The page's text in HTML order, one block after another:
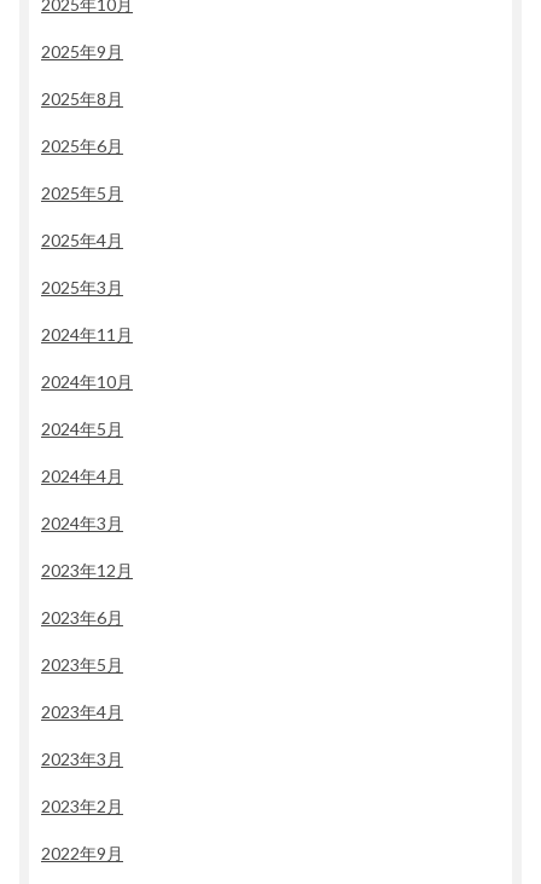
2025年10月
2025年9月
2025年8月
2025年6月
2025年5月
2025年4月
2025年3月
2024年11月
2024年10月
2024年5月
2024年4月
2024年3月
2023年12月
2023年6月
2023年5月
2023年4月
2023年3月
2023年2月
2022年9月